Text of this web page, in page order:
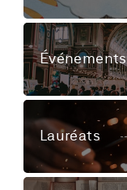
Événements
Lauréats